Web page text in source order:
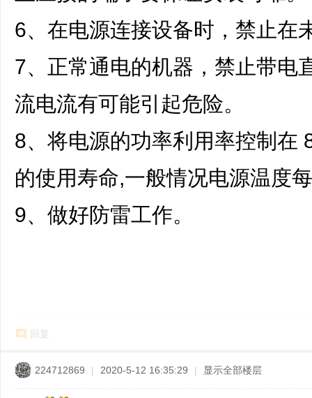
6、在电源连接设备时，禁止在
7、正常通电的机器，禁止带电
流电流有可能引起危险。
8、将电源的功率利用率控制在
的使用寿命,一般情况电源温度
9、做好防雷工作。
回复
224712869 | 2020-5-12 16:35:29 | 显示全部楼层